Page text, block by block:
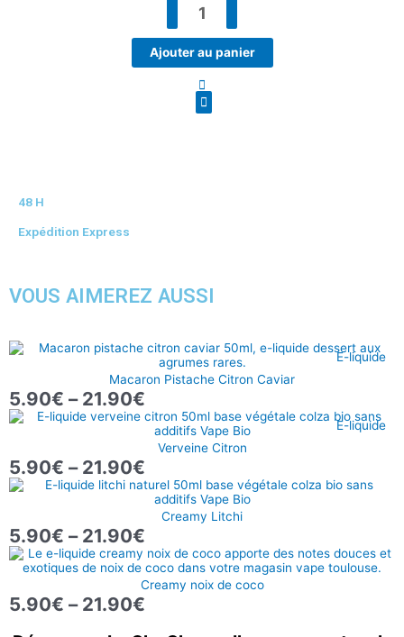
Ajouter au panier
48 H
Expédition Express
VOUS AIMEREZ AUSSI
E-liquide
Macaron Pistache Citron Caviar
5.90€ – 21.90€
Plage
prix :
5.90€
à
E-liquide
Verveine Citron
5.90€ – 21.90€
Plage
prix :
5.90€
à
Creamy Litchi
5.90€ – 21.90€
Plage
prix :
5.90€
à
Creamy noix de coco
5.90€ – 21.90€
Plage
de
prix :
5.90€